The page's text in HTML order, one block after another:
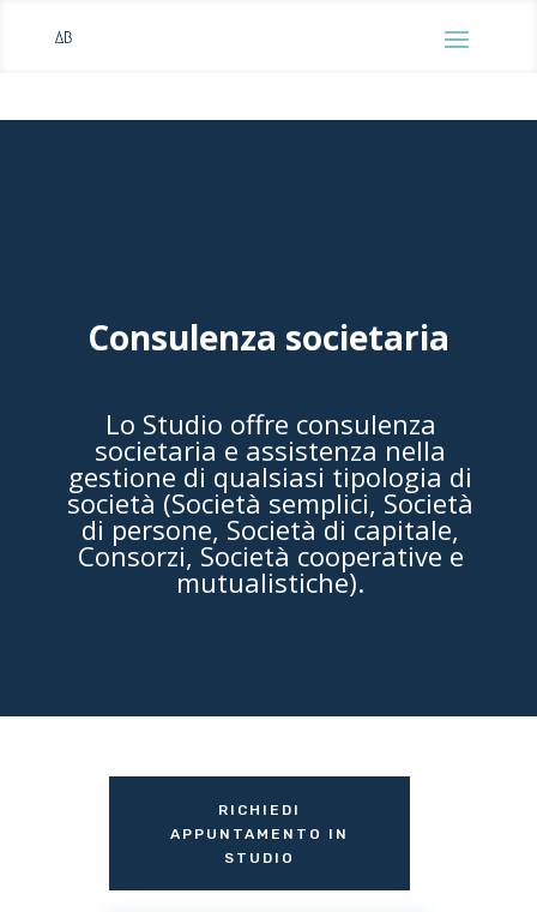
Consulenza societaria
Lo Studio offre consulenza
societaria e assistenza nella
gestione di qualsiasi tipologia di
società (Società semplici, Società
di persone, Società di capitale,
Consorzi, Società cooperative e
mutualistiche).
RICHIEDI
APPUNTAMENTO IN
STUDIO